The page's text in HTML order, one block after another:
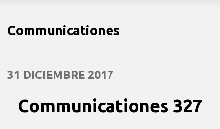
Communicationes
31 DICIEMBRE 2017
Communicationes 327